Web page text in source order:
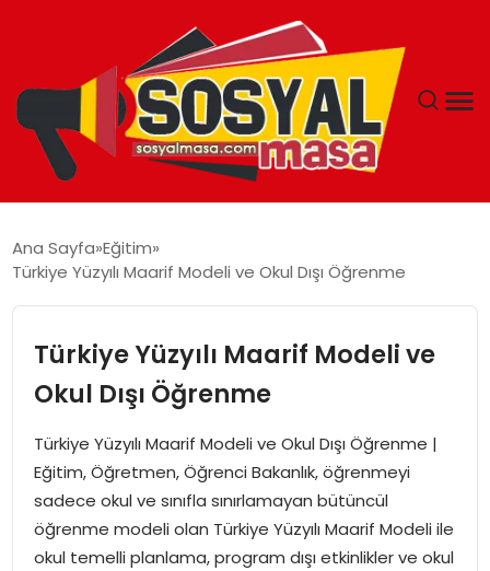
EKONOMI
GÜNCEL
TEKNOLOJI
EĞITIM
Ana Sayfa Eğitim
Türkiye Yüzyılı Maarif Modeli ve Okul Dışı Öğrenme
Türkiye Yüzyılı Maarif Modeli ve
Okul Dışı Öğrenme
Türkiye Yüzyılı Maarif Modeli ve Okul Dışı Öğrenme |
Eğitim, Öğretmen, Öğrenci Bakanlık, öğrenmeyi
sadece okul ve sınıfla sınırlamayan bütüncül
öğrenme modeli olan Türkiye Yüzyılı Maarif Modeli ile
okul temelli planlama, program dışı etkinlikler ve okul